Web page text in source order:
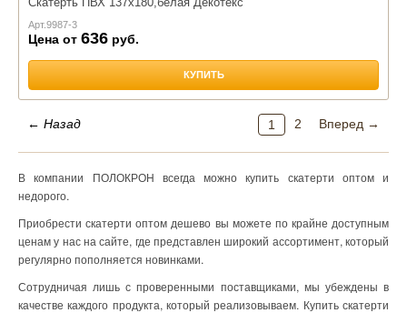
Арт.9987-3
Цена от 636 руб.
КУПИТЬ
← Назад 1 2 Вперед →
В компании ПОЛОКРОН всегда можно купить скатерти оптом и
недорого.
Приобрести скатерти оптом дешево вы можете по крайне доступным
ценам у нас на сайте, где представлен широкий ассортимент, который
регулярно пополняется новинками.
Сотрудничая лишь с проверенными поставщиками, мы убеждены в
качестве каждого продукта, который реализовываем. Купить скатерти